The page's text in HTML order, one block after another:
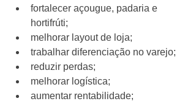
fortalecer açougue, padaria e
hortifrúti;
melhorar layout de loja;
trabalhar diferenciação no varejo;
reduzir perdas;
melhorar logística;
aumentar rentabilidade;